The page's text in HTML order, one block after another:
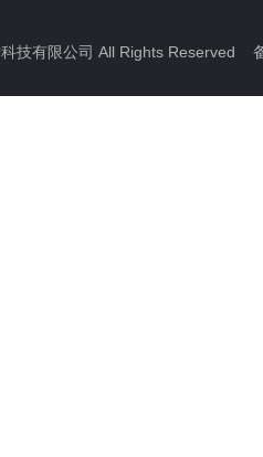
技有限公司 All Rights Reserved